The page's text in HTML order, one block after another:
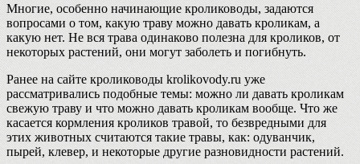
Многие, особенно начинающие кролиководы, задаются
вопросами о том, какую траву можно давать кроликам, а
какую нет. Не вся трава одинаково полезна для кроликов, от
некоторых растений, они могут заболеть и погибнуть.
Ранее на сайте кролиководы krolikovody.ru уже
рассматривались подобные темы: можно ли давать кроликам
свежую траву и что можно давать кроликам вообще. Что же
касается кормления кроликов травой, то безвредными для
этих животных считаются такие травы, как: одуванчик,
пырей, клевер, и некоторые другие разновидности растений.